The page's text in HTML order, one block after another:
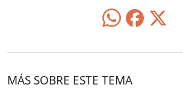
MÁS SOBRE ESTE TEMA